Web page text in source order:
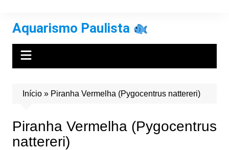
conteúdo
Aquarismo Paulista
Início» Piranha Vermelha (Pygocentrus nattereri)
Piranha Vermelha (Pygocentrus
nattereri)